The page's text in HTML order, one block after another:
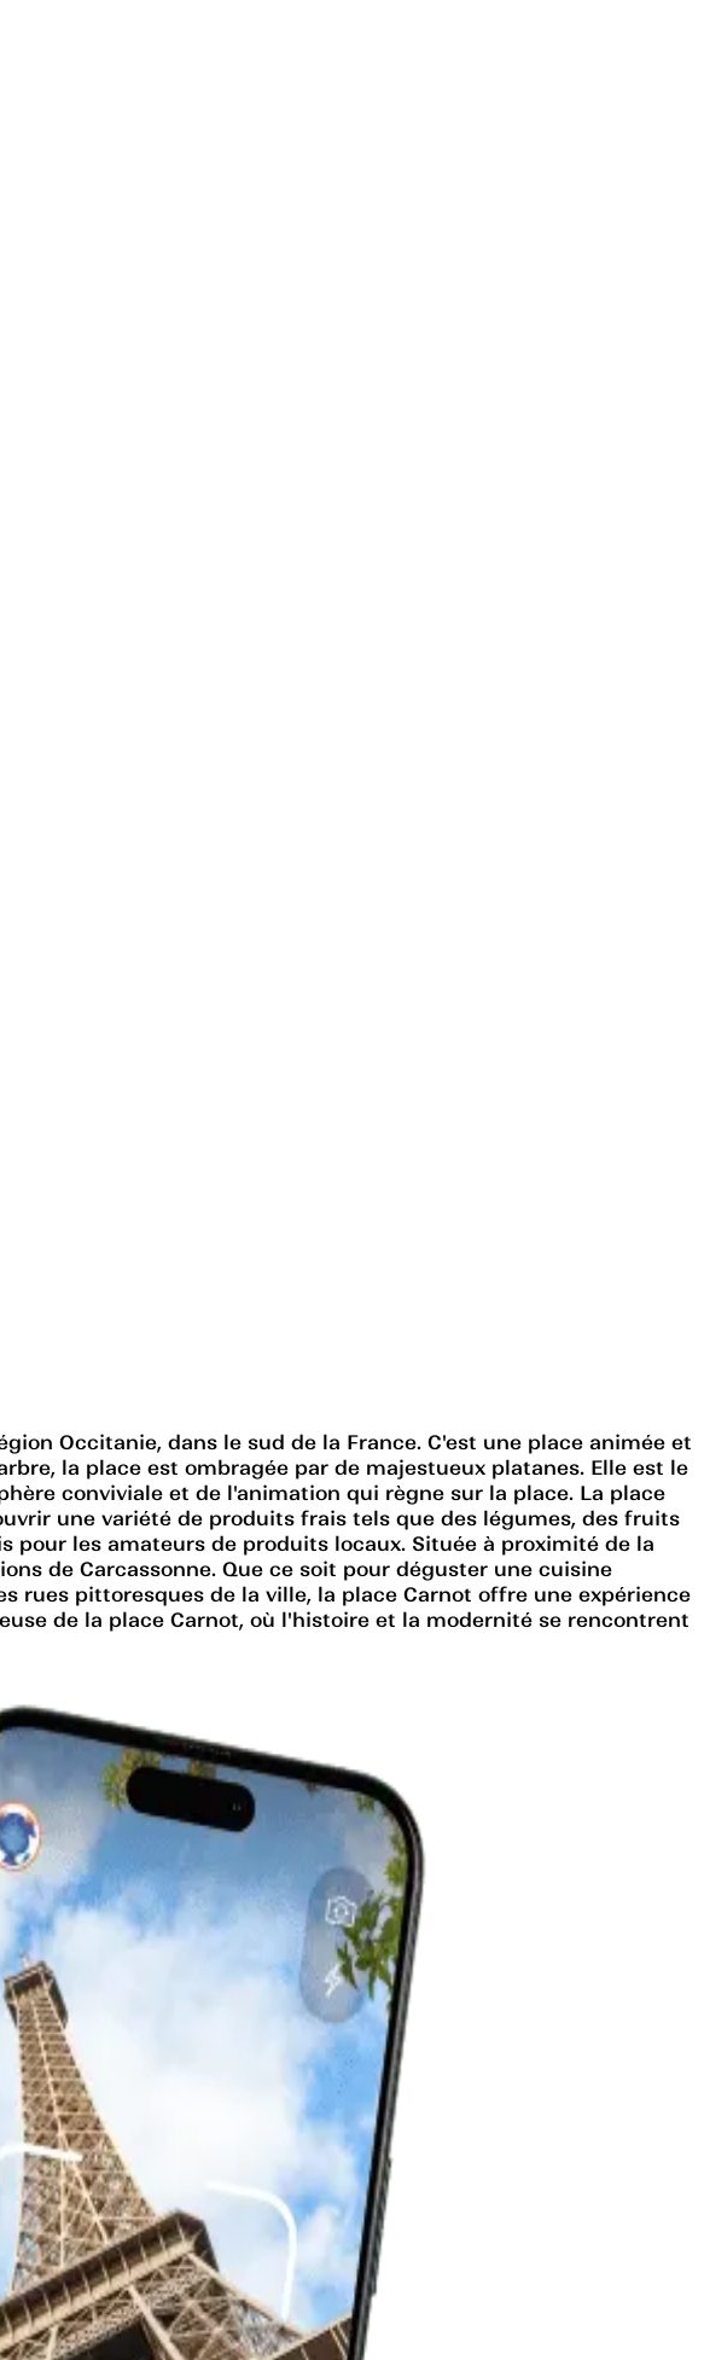
Occitanie, dans le sud de la France. C'est une place animée et
la place est ombragée par de majestueux platanes. Elle est le
conviviale et de l'animation qui règne sur la place. La place
une variété de produits frais tels que des légumes, des fruits
pour les amateurs de produits locaux. Située à proximité de la
de Carcassonne. Que ce soit pour déguster une cuisine
rues pittoresques de la ville, la place Carnot offre une expérience
de la place Carnot, où l'histoire et la modernité se rencontrent